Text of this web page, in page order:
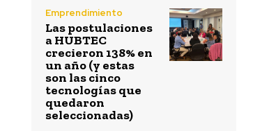
Emprendimiento
Las postulaciones
a HUBTEC
crecieron 138% en
un año (y estas
son las cinco
tecnologías que
quedaron
seleccionadas)